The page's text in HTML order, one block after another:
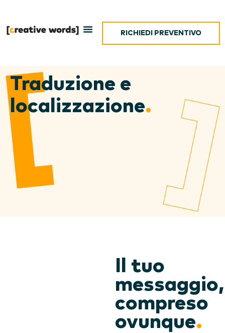
RICHIEDI PREVENTIVO
Traduzione e
localizzazione.
Il tuo
messaggio,
compreso
ovunque.